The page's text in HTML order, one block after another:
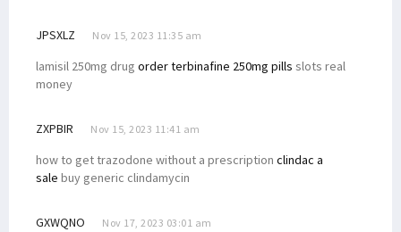
JPSXLZ Nov 15, 2023 11:35 am
lamisil 250mg drug order terbinafine 250mg pills slots real
money
ZXPBIR Nov 15, 2023 11:41 am
how to get trazodone without a prescription clindac a
sale buy generic clindamycin
GXWQNO Nov 17, 2023 03:01 am